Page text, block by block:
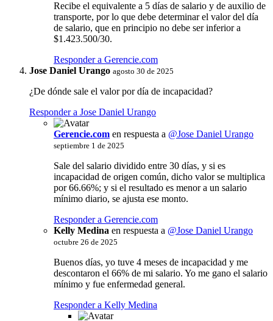
Recibe el equivalente a 5 días de salario y de auxilio de
transporte, por lo que debe determinar el valor del día
de salario, que en principio no debe ser inferior a
$1.423.500/30.
Responder a Gerencie.com
Jose Daniel Urango agosto 30 de 2025
¿De dónde sale el valor por día de incapacidad?
Responder a Jose Daniel Urango
Gerencie.com en respuesta a @Jose Daniel Urango
septiembre 1 de 2025
Sale del salario dividido entre 30 días, y si es
incapacidad de origen común, dicho valor se multiplica
por 66.66%; y si el resultado es menor a un salario
mínimo diario, se ajusta ese monto.
Responder a Gerencie.com
Kelly Medina en respuesta a @Jose Daniel Urango
octubre 26 de 2025
Buenos días, yo tuve 4 meses de incapacidad y me
descontaron el 66% de mi salario. Yo me gano el salario
mínimo y fue enfermedad general.
Responder a Kelly Medina